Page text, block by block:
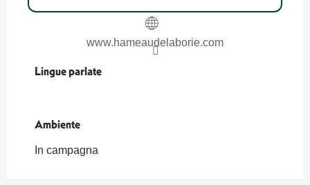
www.hameaudelaborie.com
Lingue parlate
Lingue parlate
Ambiente
Ambiente
In campagna